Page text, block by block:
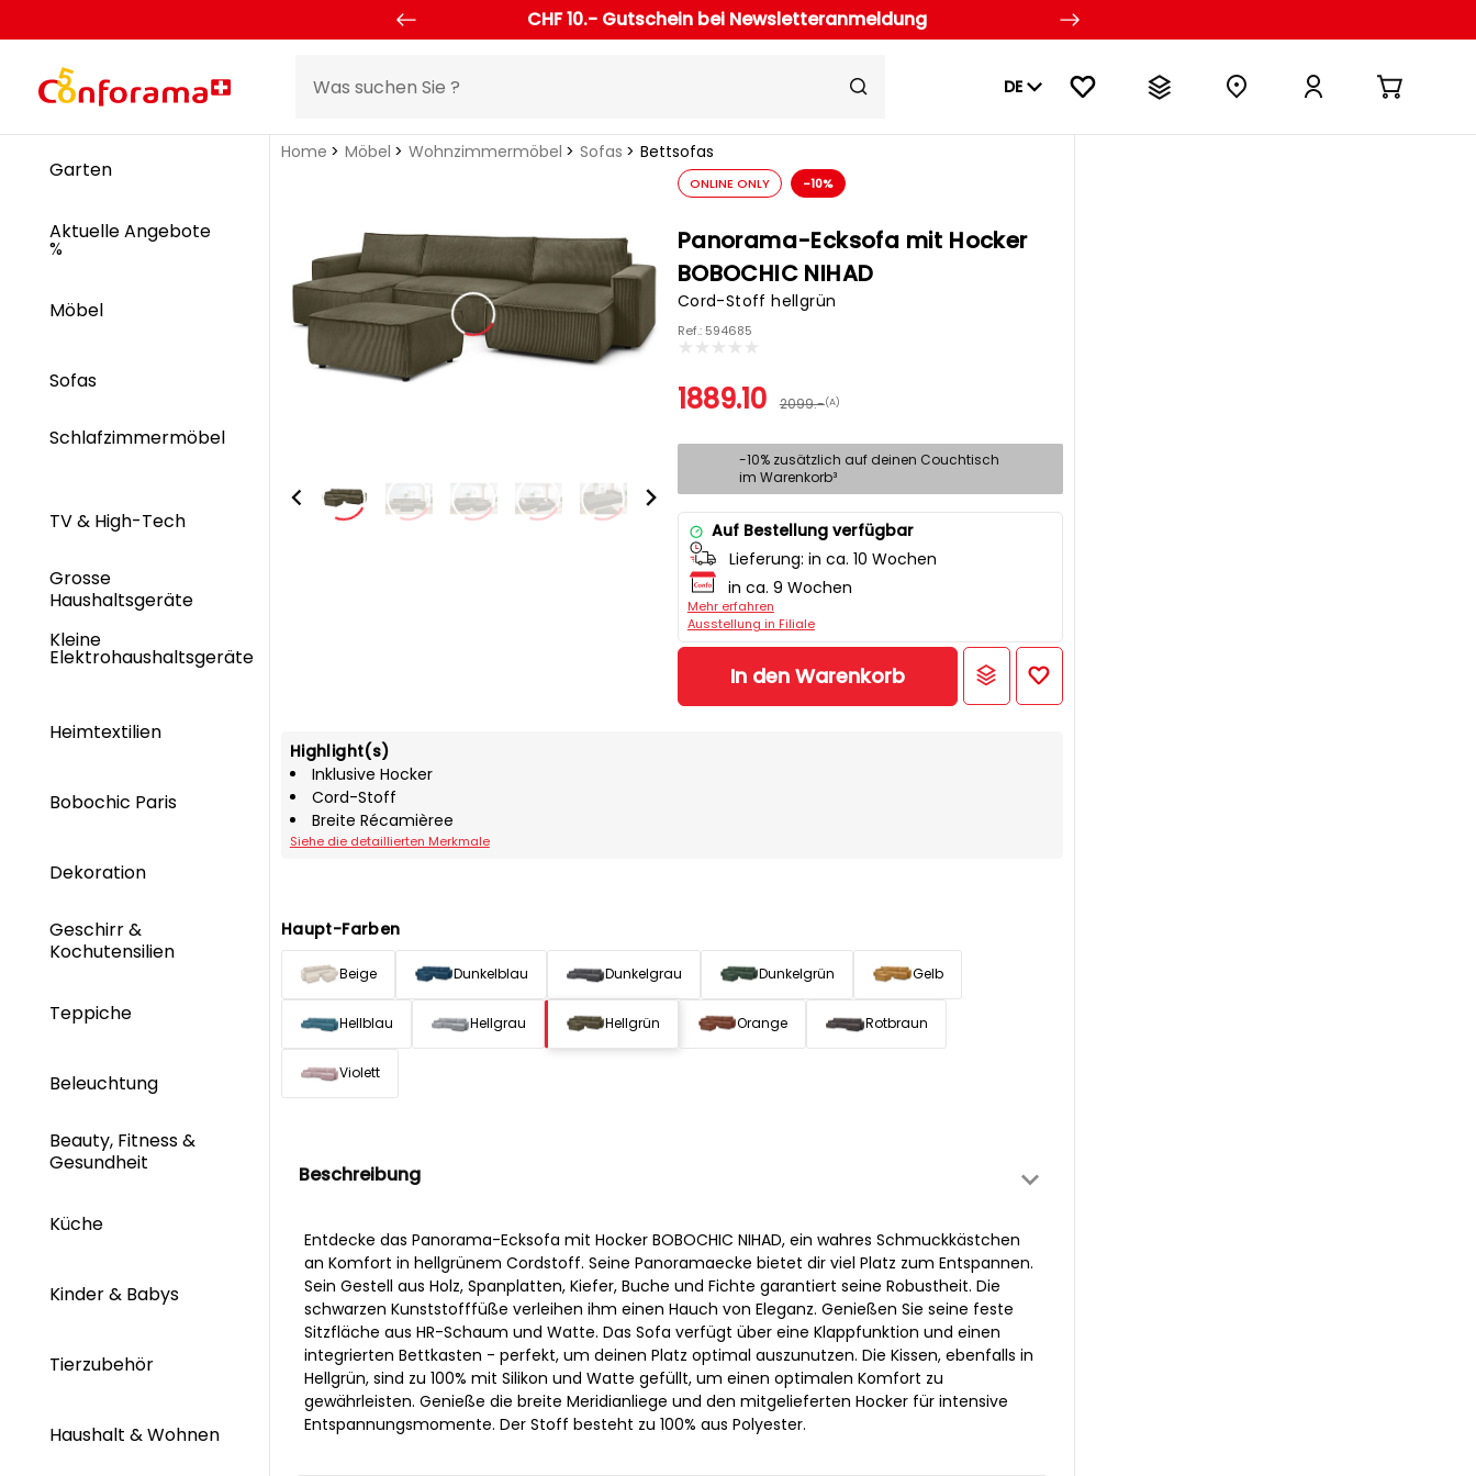
CHF 10.- Gutschein bei Newsletteranmeldung
DE
Garten
Aktuelle Angebote
%
Möbel
Sofas
Schlafzimmermöbel
TV & High-Tech
Grosse
Haushaltsgeräte
Kleine
Elektrohaushaltsgeräte
Heimtextilien
Bobochic Paris
Dekoration
Geschirr &
Kochutensilien
Teppiche
Beleuchtung
Beauty, Fitness &
Gesundheit
Küche
Kinder & Babys
Tierzubehör
Haushalt & Wohnen
Home Möbel Wohnzimmermöbel Sofas Bettsofas
ONLINE ONLY -10%
Panorama-Ecksofa mit Hocker
BOBOCHIC NIHAD
Cord-Stoff hellgrün
Ref.: 594685
1889.10 2099.-(A)
-10% zusätzlich auf deinen Couchtisch
im Warenkorb³
Auf Bestellung verfügbar
Lieferung: in ca. 10 Wochen
in ca. 9 Wochen
Mehr erfahren
Ausstellung in Filiale
In den Warenkorb
Highlight(s)
Inklusive Hocker
Cord-Stoff
Breite Récamièree
Siehe die detaillierten Merkmale
Haupt-Farben
Beige Dunkelblau Dunkelgrau Dunkelgrün Gelb
Hellblau Hellgrau Hellgrün Orange Rotbraun
Violett
Beschreibung
Entdecke das Panorama-Ecksofa mit Hocker BOBOCHIC NIHAD, ein wahres Schmuckkästchen
an Komfort in hellgrünem Cordstoff. Seine Panoramaecke bietet dir viel Platz zum Entspannen.
Sein Gestell aus Holz, Spanplatten, Kiefer, Buche und Fichte garantiert seine Robustheit. Die
schwarzen Kunststofffüße verleihen ihm einen Hauch von Eleganz. Genießen Sie seine feste
Sitzfläche aus HR-Schaum und Watte. Das Sofa verfügt über eine Klappfunktion und einen
integrierten Bettkasten - perfekt, um deinen Platz optimal auszunutzen. Die Kissen, ebenfalls in
Hellgrün, sind zu 100% mit Silikon und Watte gefüllt, um einen optimalen Komfort zu
gewährleisten. Genieße die breite Meridianliege und den mitgelieferten Hocker für intensive
Entspannungsmomente. Der Stoff besteht zu 100% aus Polyester.